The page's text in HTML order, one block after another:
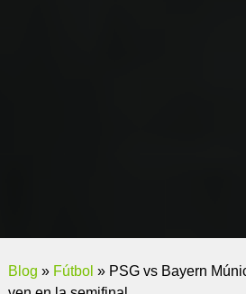
Blog » Fútbol » PSG vs Bayern